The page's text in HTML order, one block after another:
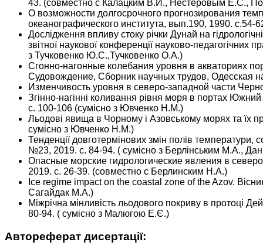
43. (совместно с Калацким В.И., Нестеровым Е.С.,
О возможности долгосрочного прогнозирования
океанографического института, вып.190, 1990. с.54-
Дослідження впливу стоку річки Дунай на
звітної наукової конференції науково-педагогічних
з Тучковенко Ю.С.,Тучковенко О.А.)
Сгонно-нагонные колебания уровня в акваториях
Судовождение, Сборник научных трудов, Одесская
Изменчивость уровня в северо-западной части
Згінно-нагінні коливання рівня моря в портах
c. 100-106 (сумісно з Ювченко Н.М.)
Льодові явища в Чорному і Азовському морях та їх
сумісно з Ювченко Н.М.)
Тенденції довготермінових змін полів температури,
№23, 2019. с. 84-94. ( сумісно з Берлінським М.А.,
Опасные морские гидрологические явления в
2019. с. 26-39. (совместно с Берлинским Н.А.)
Ice regime impact on the coastal zone of the Azov.
Сагайдак М.А.)
Міжрічна мінливість льодового покриву в протоці
80-94. ( сумісно з Малюгою Е.Є.)
Автореферат дисертації: